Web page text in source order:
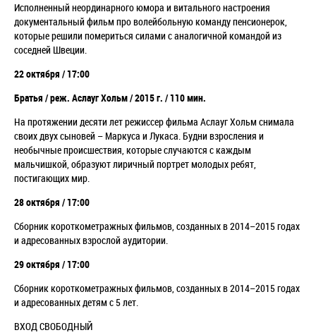
Исполненный неординарного юмора и витального настроения
документальный фильм про волейбольную команду пенсионерок,
которые решили помериться силами с аналогичной командой из
соседней Швеции.
22 октября / 17:00
Братья / реж. Аслауг Хольм / 2015 г. / 110 мин.
На протяжении десяти лет режиссер фильма Аслауг Хольм снимала
своих двух сыновей – Маркуса и Лукаса. Будни взросления и
необычные происшествия, которые случаются с каждым
мальчишкой, образуют лиричный портрет молодых ребят,
постигающих мир.
28 октября / 17:00
Сборник короткометражных фильмов, созданных в 2014–2015 годах
и адресованных взрослой аудитории.
29 октября / 17:00
Сборник короткометражных фильмов, созданных в 2014–2015 годах
и адресованных детям с 5 лет.
ВХОД СВОБОДНЫЙ